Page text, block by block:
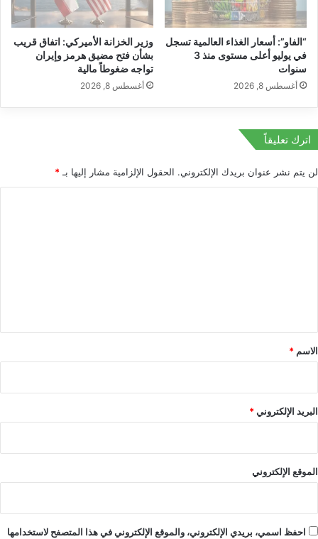
ب
ل
ا
ل
ش
ر
ل
أ
ن
س
ب
ل
ر
ا
ا
ح
ة
“الفاو”: أسعار الغذاء العالمية تسجل
في يوليو أعلى مستوى منذ 3
سنوات
أغسطس 8, 2026
وزير الخزانة الأميركي: اتفاق قريب
بشأن فتح مضيق هرمز وإيران
تواجه ضغوطاً مالية
أغسطس 8, 2026
اترك تعليقاً
لن يتم نشر عنوان بريدك الإلكتروني. الحقول الإلزامية مشار إليها بـ*
*
الاسم *
البريد الإلكتروني*
الموقع الإلكتروني
احفظ اسمي، بريدي الإلكتروني، والموقع الإلكتروني في هذا المتصفح لاستخدامها